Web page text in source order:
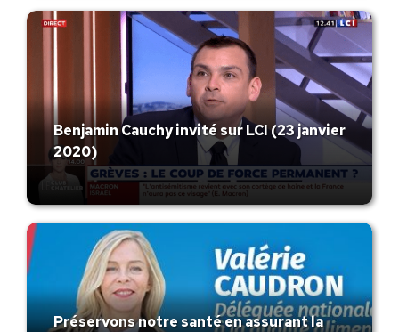
Benjamin Cauchy invité sur LCI (23 janvier
2020)
Préservons notre santé en assurant la